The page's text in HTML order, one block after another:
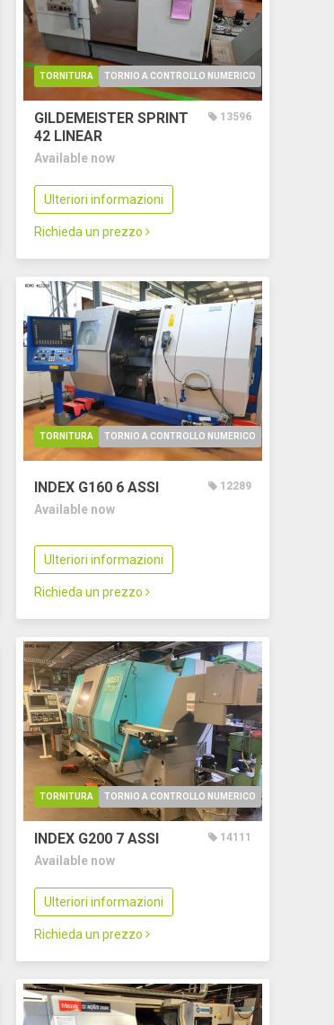
TORNITURA TORNIO A CONTROLLO NUMERICO
GILDEMEISTER SPRINT
42 LINEAR
13596
Available now
Ulteriori informazioni
Richieda un prezzo
TORNITURA TORNIO A CONTROLLO NUMERICO
INDEX G160 6 ASSI 12289
Available now
Ulteriori informazioni
Richieda un prezzo
TORNITURA TORNIO A CONTROLLO NUMERICO
INDEX G200 7 ASSI 14111
Available now
Ulteriori informazioni
Richieda un prezzo